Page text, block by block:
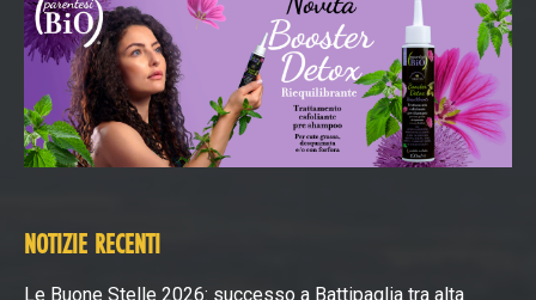
NOTIZIE RECENTI
Le Buone Stelle 2026: successo a Battipaglia tra alta